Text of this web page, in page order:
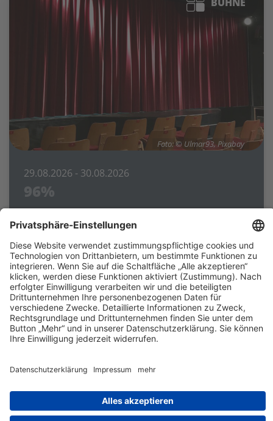
Foto: © Ulmar93, Pixabay
29.08.2026 - 30.08.2026
96%
Prodromos Tsinikoris Sprache: Deutsch,
Griechisch und Ladino mit deutschen und
englischen Übertiteln